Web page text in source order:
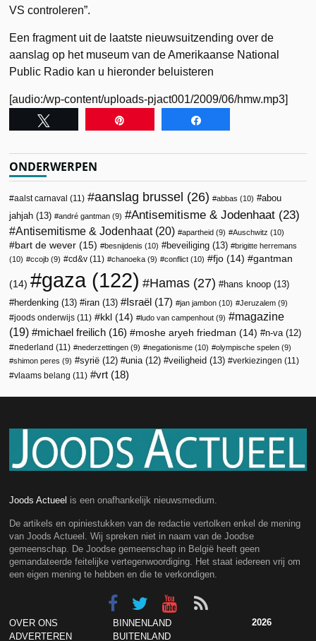
VS controleren”.
Een fragment uit de laatste nieuwsuitzending over de
aanslag op het museum van de Amerikaanse National
Public Radio kan u hieronder beluisteren
[audio:/wp-content/uploads-pjact001/2009/06/hmw.mp3]
ONDERWERPEN
aalst carnaval (11) aanslag brussel (26) abbas (10)
abou
jahjah (13) andré gantman (9) Antisemitisme & Jodenhaat (23)
Antisemitisme & Jodenhaat(20) apartheid (9) Auschwitz (10)
bart de wever (15) besnijdenis (10) beveiliging (13)
brigitte herremans
(10)
ccojb (9) cd&v (11) chanoeka (9) conflict (10) fjo (14) gantman
(14) gaza (122) Hamas (27) hans knoop (13)
herdenking (13) iran (13) Israël (17) jan jambon (10) Jeruzalem (9)
joods onderwijs (11) kkl (14) ludo van campenhout (9)
magazine
(19)
michael freilich (16) moshe aryeh friedman (14) n-va (12)
nederland (11) nederzettingen (9) negationisme (10) olympische spelen (9)
shimon peres (9) syrië (12) unia (12) veiligheid (13) verkiezingen (11)
vlaams belang (11) vrt (18)
Joods Actueel is een onafhankelijk nieuwsmedium.
De artikels en opiniestukken van de redactie vertolken enkel de mening
van Joods Actueel. Wij spreken niet in naam van de Joodse
gemeenschap. De Joodse gemeenschap in België heeft geen
gemandateerde feitelijke vertegenwoordiging. Het staat iedereen vrij om
een eigen mening te hebben en die te verkondigen.
OVER ONS
ADVERTEREN
BINNENLAND
BUITENLAND
2026